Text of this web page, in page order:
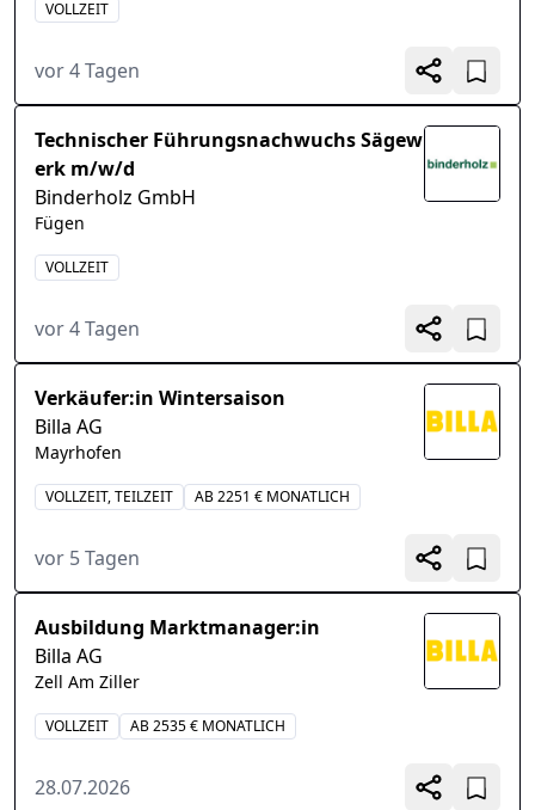
VOLLZEIT
vor 4 Tagen
Technischer Führungsnachwuchs Sägew
erk m/w/d
Binderholz GmbH
Fügen
VOLLZEIT
vor 4 Tagen
Verkäufer:in Wintersaison
Billa AG
Mayrhofen
VOLLZEIT, TEILZEIT AB 2251 € MONATLICH
vor 5 Tagen
Ausbildung Marktmanager:in
Billa AG
Zell Am Ziller
VOLLZEIT AB 2535 € MONATLICH
28.07.2026